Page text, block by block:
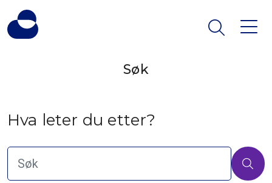
Søk
Hva leter du etter?